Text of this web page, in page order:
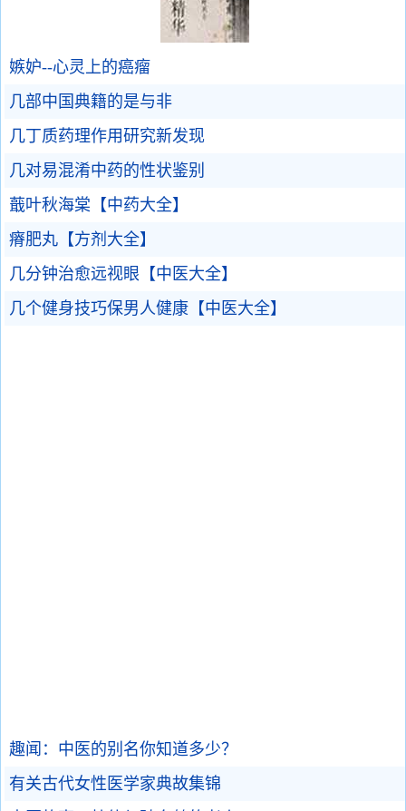
嫉妒--心灵上的癌瘤
几部中国典籍的是与非
几丁质药理作用研究新发现
几对易混淆中药的性状鉴别
蕺叶秋海棠【中药大全】
瘠肥丸【方剂大全】
几分钟治愈远视眼【中医大全】
几个健身技巧保男人健康【中医大全】
趣闻：中医的别名你知道多少？
有关古代女性医学家典故集锦